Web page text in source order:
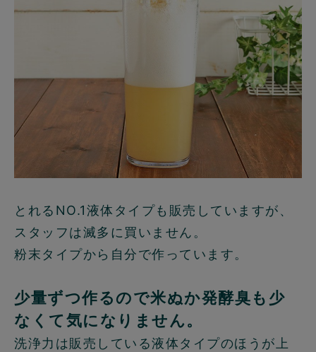
とれるNO.1液体タイプも販売していますが、
スタッフは滅多に買いません。
粉末タイプから自分で作っています。
少量ずつ作るので米ぬか発酵臭も少
なくて気になりません。
洗浄力は販売している液体タイプのほうが上